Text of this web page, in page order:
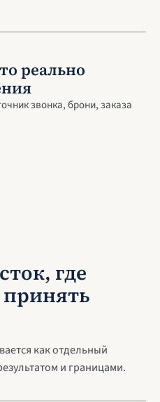
реально
звонка, брони, заказа
где
как отдельный
и границами.